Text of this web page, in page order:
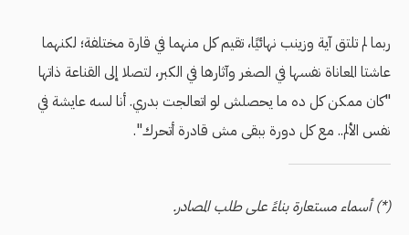
ربما لم تلتق آية وزينب نهائيًا، تقيم كل منهما في قارة مختلفة؛ لكنهما
عاشتا المعاناة نفسها في الصغر وآثارها في الكبر، لتصلا إلى القناعة ذاتها
"كان ممكن كل ده ما يحصلش لو اتعالجت بدري. أنا لسه عايشة في
نفس الألم.. مع كل دورة ببقى مش قادرة أتحرك".
(*) أسماء مستعارة بناءً على طلب المصادر.